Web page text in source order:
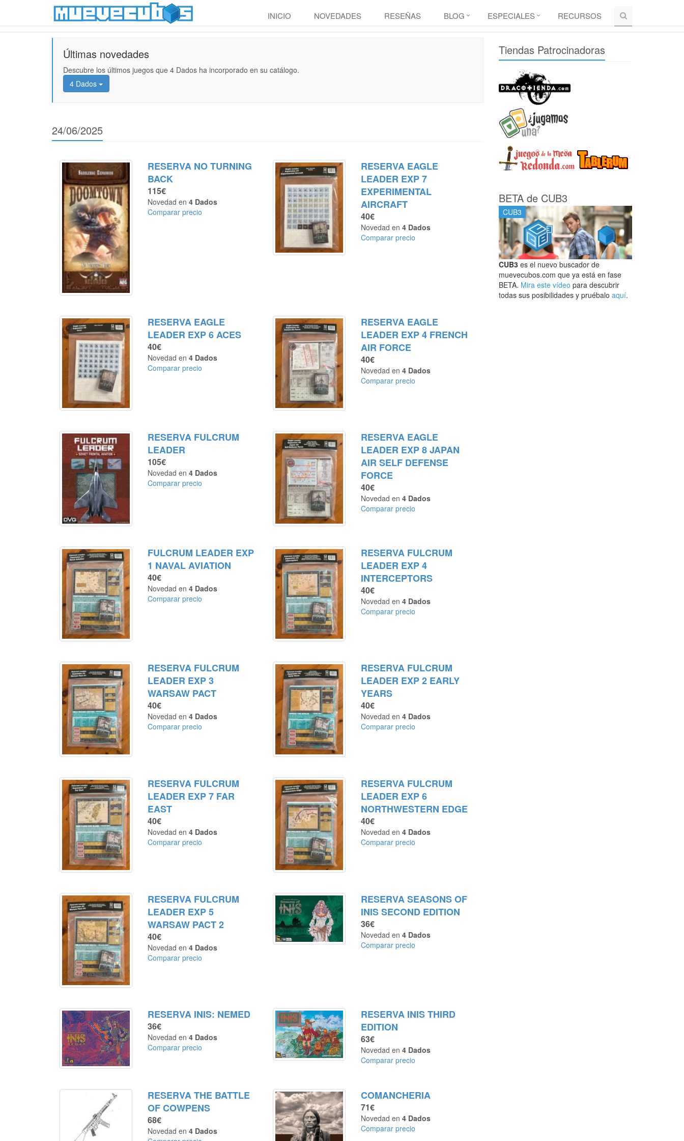
INICIO NOVEDADES RESEÑAS BLOG ESPECIALES RECURSOS
Últimas novedades
Descubre los últimos juegos que 4 Dados ha incorporado en su catálogo.
4 Dados
24/06/2025
RESERVA NO TURNING
BACK
115€
Novedad en4 Dados
Comparar precio
RESERVA EAGLE
LEADER EXP 7
EXPERIMENTAL
AIRCRAFT
40€
Novedad en4 Dados
Comparar precio
RESERVA EAGLE
LEADER EXP 6 ACES
40€
Novedad en4 Dados
Comparar precio
RESERVA EAGLE
LEADER EXP 4 FRENCH
AIR FORCE
40€
Novedad en4 Dados
Comparar precio
RESERVA FULCRUM
LEADER
105€
Novedad en4 Dados
Comparar precio
RESERVA EAGLE
LEADER EXP 8 JAPAN
AIR SELF DEFENSE
FORCE
40€
Novedad en4 Dados
Comparar precio
FULCRUM LEADER EXP
1 NAVAL AVIATION
40€
Novedad en4 Dados
Comparar precio
RESERVA FULCRUM
LEADER EXP 4
INTERCEPTORS
40€
Novedad en4 Dados
Comparar precio
RESERVA FULCRUM
LEADER EXP 3
WARSAW PACT
40€
Novedad en4 Dados
Comparar precio
RESERVA FULCRUM
LEADER EXP 2 EARLY
YEARS
40€
Novedad en4 Dados
Comparar precio
RESERVA FULCRUM
LEADER EXP 7 FAR
EAST
40€
Novedad en4 Dados
Comparar precio
RESERVA FULCRUM
LEADER EXP 6
NORTHWESTERN EDGE
40€
Novedad en4 Dados
Comparar precio
RESERVA FULCRUM
LEADER EXP 5
WARSAW PACT 2
40€
Novedad en4 Dados
Comparar precio
RESERVA SEASONS OF
INIS SECOND EDITION
36€
Novedad en4 Dados
Comparar precio
RESERVA INIS: NEMED
36€
Novedad en4 Dados
Comparar precio
RESERVA INIS THIRD
EDITION
63€
Novedad en4 Dados
Comparar precio
RESERVA THE BATTLE
OF COWPENS
68€
Novedad en4 Dados
COMANCHERIA
71€
Novedad en4 Dados
Comparar precio
Tiendas Patrocinadoras
BETA de CUB3
CUB3
CUB3es el nuevo buscador de
muevecubos.com que ya está en fase
BETA. Mira este vídeo para descubrir
todas sus posibilidades y pruébalo aquí.